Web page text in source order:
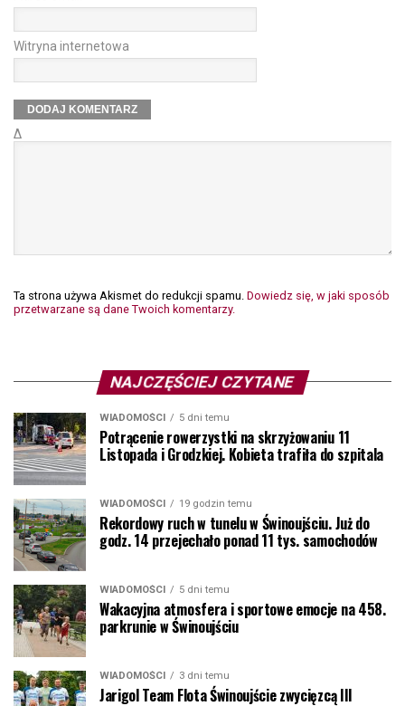
Witryna internetowa
Δ
Ta strona używa Akismet do redukcji spamu. Dowiedz się, w jaki sposób
przetwarzane są dane Twoich komentarzy.
NAJCZĘŚCIEJ CZYTANE
WIADOMOŚCI 5 dni temu
Potrącenie rowerzystki na skrzyżowaniu 11
Listopada i Grodzkiej. Kobieta trafiła do szpitala
WIADOMOŚCI 19 godzin temu
Rekordowy ruch w tunelu w Świnoujściu. Już do
godz. 14 przejechało ponad 11 tys. samochodów
WIADOMOŚCI 5 dni temu
Wakacyjna atmosfera i sportowe emocje na 458.
parkrunie w Świnoujściu
WIADOMOŚCI 3 dni temu
Jarigol Team Flota Świnoujście zwycięzcą III